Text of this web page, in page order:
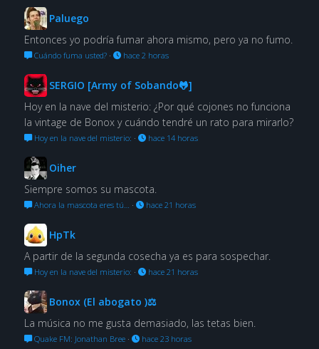
Paluego
Entonces yo podría fumar ahora mismo, pero ya no fumo.
Cuándo fuma usted?· hace 2 horas
SERGIO [Army of Sobando🐸]
Hoy en la nave del misterio: ¿Por qué cojones no funciona
la vintage de Bonox y cuándo tendré un rato para mirarlo?
Hoy en la nave del misterio: · hace 14 horas
Oiher
Siempre somos su mascota.
Ahora la mascota eres tú… · hace 21 horas
HpTk
A partir de la segunda cosecha ya es para sospechar.
Hoy en la nave del misterio: · hace 21 horas
Bonox (El abogato )⚖
La música no me gusta demasiado, las tetas bien.
Quake FM: Jonathan Bree· hace 23 horas